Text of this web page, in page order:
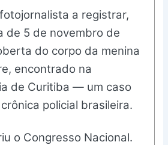
a registrar,
de 5 de novembro de
do corpo da menina
encontrado na
de Curitiba — um caso
policial brasileira.
o Congresso Nacional.